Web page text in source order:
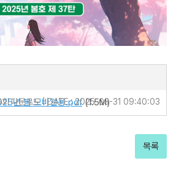
년 봄 모바일용.pdf(1.5M)
다운로드 | DATE : 2025-03-31 09:40:03
목록